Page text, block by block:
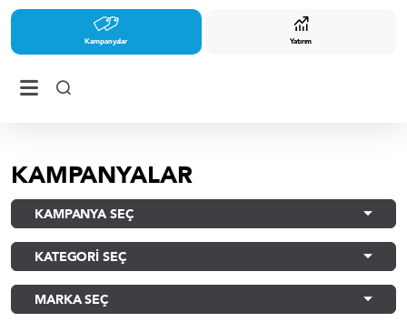
Kampanyalar Yatırım
KAMPANYALAR
KAMPANYA SEÇ
KATEGORİ SEÇ
MARKA SEÇ